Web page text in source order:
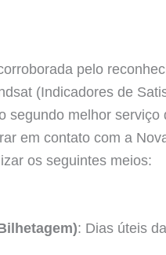
pelo
(Indicadores de
segundo melhor serviço
em contato com a
os seguintes meios:
: Dias úteis